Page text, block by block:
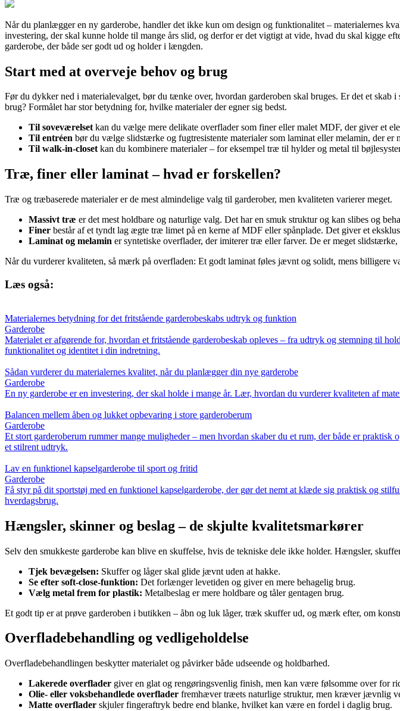
Når du planlægger en ny garderobe, handler det ikke kun om design og funktionalitet – materialernes
investering, der skal kunne holde til mange års slid, og derfor er det vigtigt at vide, hvad du skal kigge
garderobe, der både ser godt ud og holder i længden.
Start med at overveje behov og brug
Før du dykker ned i materialevalget, bør du tænke over, hvordan garderoben skal bruges. Er det et
brug? Formålet har stor betydning for, hvilke materialer der egner sig bedst.
Til soveværelsetkan du vælge mere delikate overflader som finer eller malet MDF, der giver et
Til entréen bør du vælge slidstærke og fugtresistente materialer som laminat eller melamin, der er
Til walk-in-closetkan du kombinere materialer – for eksempel træ til hylder og metal til
Træ, finer eller laminat – hvad er forskellen?
Træ og træbaserede materialer er de mest almindelige valg til garderober, men kvaliteten varierer meget.
Massivt træ er det mest holdbare og naturlige valg. Det har en smuk struktur og kan slibes og
Finer består af et tyndt lag ægte træ limet på en kerne af MDF eller spånplade. Det giver et
Laminat og melamin er syntetiske overflader, der imiterer træ eller farver. De er meget
Når du vurderer kvaliteten, så mærk på overfladen: Et godt laminat føles jævnt og solidt, mens billigere
Læs også:
Materialernes betydning for det fritstående garderobeskabs udtryk og funktion
Garderobe
Materialet er afgørende for, hvordan et fritstående garderobeskab opleves – fra udtryk og stemning til
funktionalitet og identitet i din indretning.
Sådan vurderer du materialernes kvalitet, når du planlægger din nye garderobe
Garderobe
En ny garderobe er en investering, der skal holde i mange år. Lær, hvordan du vurderer kvaliteten af
Balancen mellem åben og lukket opbevaring i store garderoberum
Garderobe
Et stort garderoberum rummer mange muligheder – men hvordan skaber du et rum, der både er
et stilrent udtryk.
Lav en funktionel kapselgarderobe til sport og fritid
Garderobe
Få styr på dit sportstøj med en funktionel kapselgarderobe, der gør det nemt at klæde sig praktisk og
hverdagsbrug.
Hængsler, skinner og beslag – de skjulte kvalitetsmarkører
Selv den smukkeste garderobe kan blive en skuffelse, hvis de tekniske dele ikke holder. Hængsler,
Tjek bevægelsen: Skuffer og låger skal glide jævnt uden at hakke.
Se efter soft-close-funktion: Det forlænger levetiden og giver en mere behagelig brug.
Vælg metal frem for plastik: Metalbeslag er mere holdbare og tåler gentagen brug.
Et godt tip er at prøve garderoben i butikken – åbn og luk låger, træk skuffer ud, og mærk efter, om
Overfladebehandling og vedligeholdelse
Overfladebehandlingen beskytter materialet og påvirker både udseende og holdbarhed.
Lakerede overflader giver en glat og rengøringsvenlig finish, men kan være følsomme over for
Olie- eller voksbehandlede overflader fremhæver træets naturlige struktur, men kræver jævnlig
Matte overflader skjuler fingeraftryk bedre end blanke, hvilket kan være en fordel i daglig brug.